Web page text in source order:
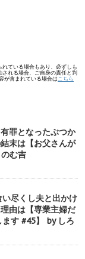
ている場合もあり、必ずしも
れる場合、ご自身の責任と判
が含まれている場合は こちら
罪となったぶつか
末は【お父さんが
む吉
い尽くし夫と出かけ
由は【専業主婦だ
す #45】 by しろ